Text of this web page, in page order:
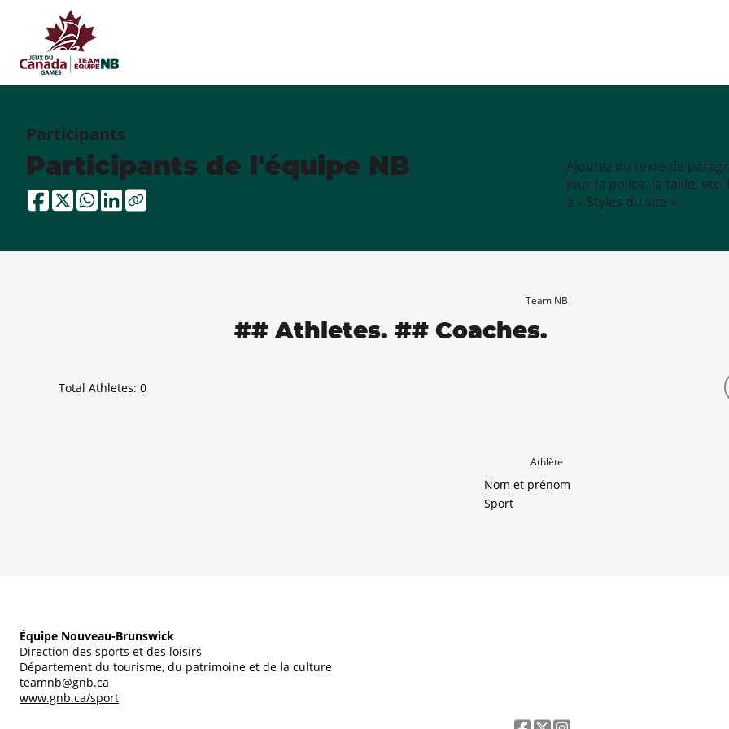
Participants
Participants de l'équipe NB
Ajoutez du texte de
jour la police, la taille,
à « Styles du site ».
Team NB
## Athletes. ## Coaches.
Total Athletes: 0
Athlète
Nom et prénom
Sport
Équipe Nouveau-Brunswick
Direction des sports et des loisirs
Département du tourisme, du patrimoine et de la culture
teamnb@gnb.ca
www.gnb.ca/sport